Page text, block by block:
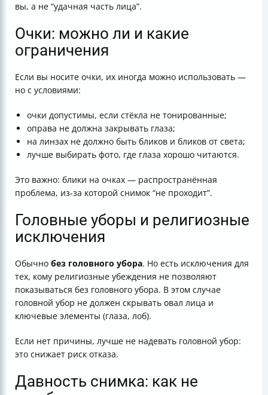
вы, а не “удачная часть лица”.
Очки: можно ли и какие
ограничения
Если вы носите очки, их иногда можно использовать —
но с условиями:
очки допустимы, если стёкла не тонированные;
оправа не должна закрывать глаза;
на линзах не должно быть бликов и бликов от света;
лучше выбирать фото, где глаза хорошо читаются.
Это важно: блики на очках — распространённая
проблема, из‑за которой снимок “не проходит”.
Головные уборы и религиозные
исключения
Обычно без головного убора. Но есть исключения для
тех, кому религиозные убеждения не позволяют
показываться без головного убора. В этом случае
головной убор не должен скрывать овал лица и
ключевые элементы (глаза, лоб).
Если нет причины, лучше не надевать головной убор:
это снижает риск отказа.
Давность снимка: как не